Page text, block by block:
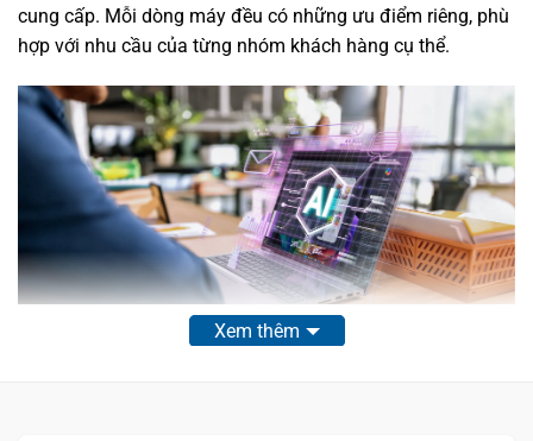
cung cấp. Mỗi dòng máy đều có những ưu điểm riêng, phù
hợp với nhu cầu của từng nhóm khách hàng cụ thể.
Xem thêm